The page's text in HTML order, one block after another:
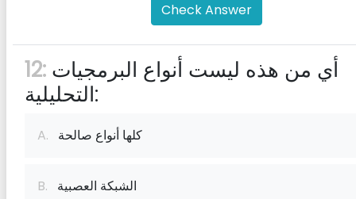
Check Answer
12:
التحليلية:
A. كلها أنواع صالحة
B. الشبكة العصبية